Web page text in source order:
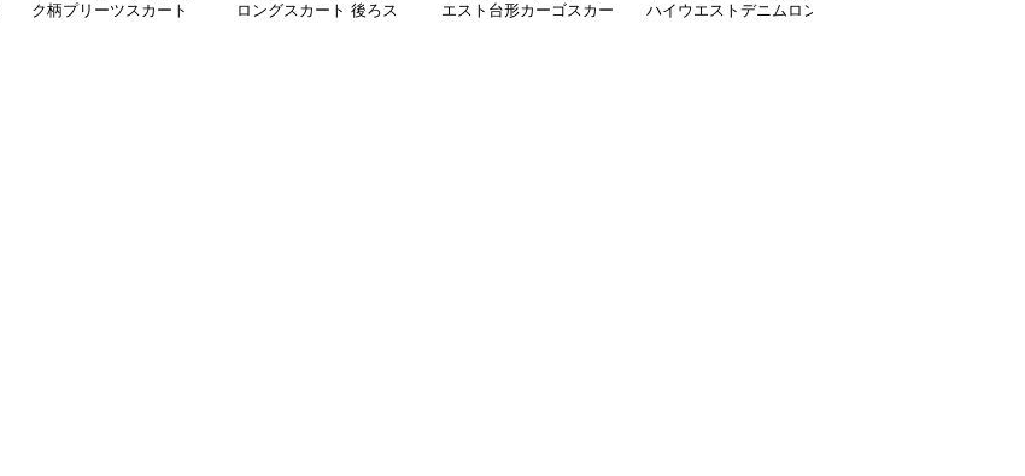
ク柄プリーツスカート
ロングスカート 後ろス
エスト台形カーゴスカー
ハイウエストデニムロン